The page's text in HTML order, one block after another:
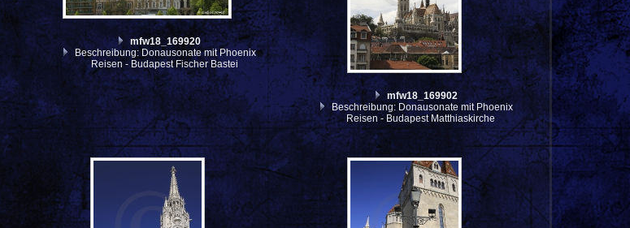
mfw18_169920
Beschreibung: Donausonate mit Phoenix
Reisen - Budapest Fischer Bastei
mfw18_169902
Beschreibung: Donausonate mit Phoenix
Reisen - Budapest Matthiaskirche